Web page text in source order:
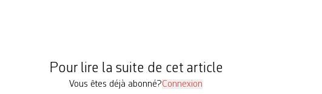
Pour lire la suite de cet article
Vous êtes déjà abonné?Connexion